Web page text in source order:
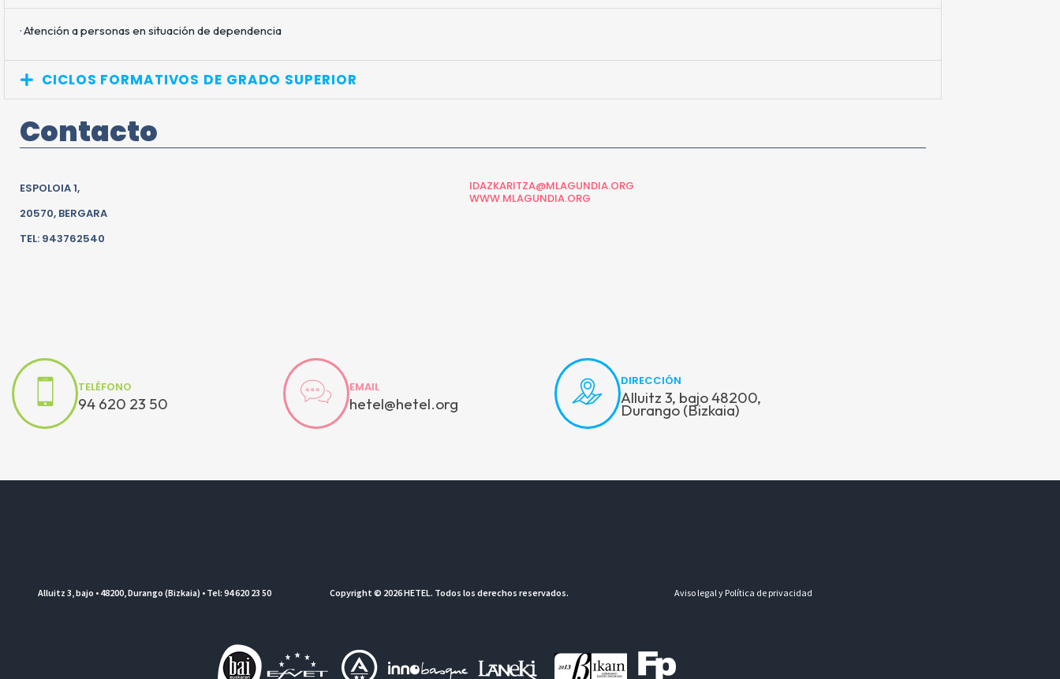
· Atención a personas en situación de dependencia
CICLOS FORMATIVOS DE GRADO SUPERIOR
Contacto
ESPOLOIA 1,
20570, BERGARA
TEL: 943762540
IDAZKARITZA@MLAGUNDIA.ORG
WWW.MLAGUNDIA.ORG
TELÉFONO
94 620 23 50
EMAIL
hetel@hetel.org
DIRECCIÓN
Alluitz 3, bajo 48200,
Durango (Bizkaia)
Alluitz 3, bajo • 48200, Durango (Bizkaia) • Tel: 94 620 23 50 Copyright © 2026 HETEL. Todos los derechos reservados. Aviso legal y Política de privacidad